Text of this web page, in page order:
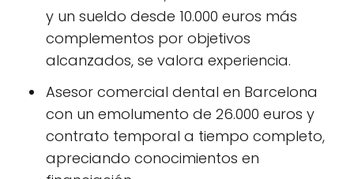
y un sueldo desde 10.000 euros más
complementos por objetivos
alcanzados, se valora experiencia.
Asesor comercial dental en Barcelona
con un emolumento de 26.000 euros y
contrato temporal a tiempo completo,
apreciando conocimientos en